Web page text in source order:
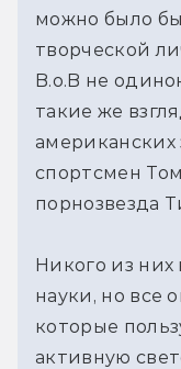
можно было
творческой
B.o.B не
такие же
спортсмен
порнозвезда
Никого из них
науки, но все
которые
активную